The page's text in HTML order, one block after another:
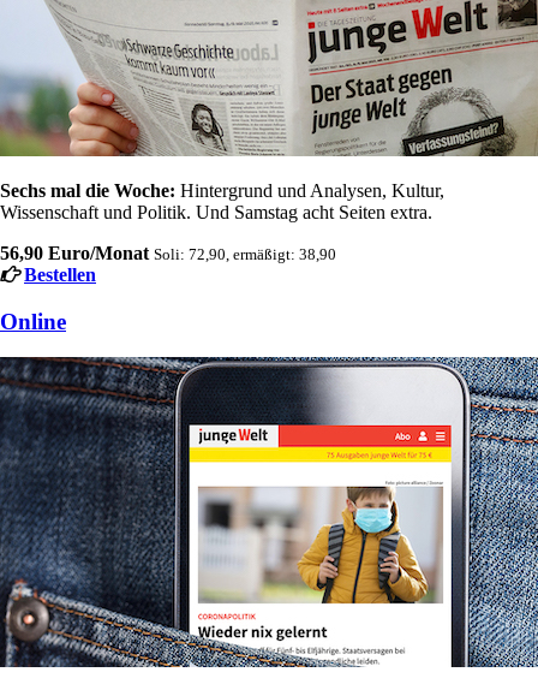
Sechs mal die Woche: Hintergrund und Analysen, Kultur,
Wissenschaft und Politik. Und Samstag acht Seiten extra.
56,90 Euro/Monat Soli: 72,90, ermäßigt: 38,90
Bestellen
Online